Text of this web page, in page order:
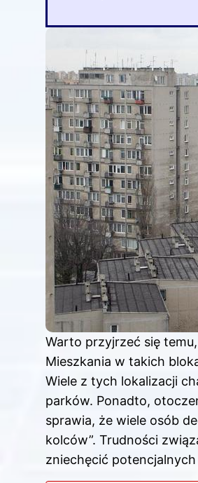
Warto przyjrzeć się
Mieszkania w takich
Wiele z tych lokalizacji
parków. Ponadto,
sprawia, że wiele osób
kolców”. Trudności
zniechęcić